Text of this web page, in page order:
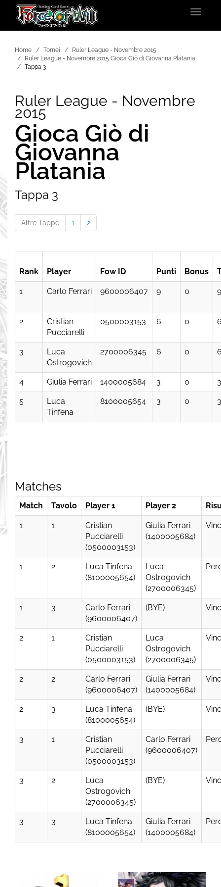
Toggle
Home Tornei
Ruler League - Novembre 2015
Ruler League - Novembre 2015 Gioca Giò di Giovanna Platania
Tappa 3
Ruler League - Novembre
2015
Gioca Giò di
Giovanna
Platania
Tappa 3
Altre Tappe 1 2
Rank Player Fow ID Punti Bonus
1 Carlo Ferrari 9600006407 9 0 9
2
Cristian
Pucciarelli
0500003153 6 0
3
Luca
Ostrogovich
2700006345 6 0
4 Giulia Ferrari 1400005684 3 0 3
5
Luca
Tinfena
8100005654 3 0 3
Matches
Match Tavolo Player 1 Player 2
1 1
Cristian
Pucciarelli
(0500003153)
Giulia Ferrari
(1400005684)
1 2
Luca Tinfena
(8100005654)
Luca
Ostrogovich
(2700006345)
1 3
Carlo Ferrari
(9600006407)
(BYE)
2 1
Cristian
Pucciarelli
(0500003153)
Luca
Ostrogovich
(2700006345)
2 2
Carlo Ferrari
(9600006407)
Giulia Ferrari
(1400005684)
2 3
Luca Tinfena
(8100005654)
(BYE)
3 1
Cristian
Pucciarelli
(0500003153)
Carlo Ferrari
(9600006407)
3 2
Luca
Ostrogovich
(2700006345)
(BYE)
3 3
Luca Tinfena
(8100005654)
Giulia Ferrari
(1400005684)